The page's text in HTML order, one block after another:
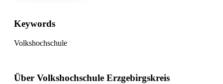
Keywords
Volkshochschule
Über Volkshochschule Erzgebirgskreis